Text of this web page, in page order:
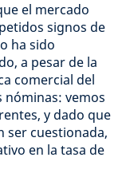
el mercado
signos de
ha sido
a pesar de la
comercial del
nóminas: vemos
y dado que
ser cuestionada,
en la tasa de